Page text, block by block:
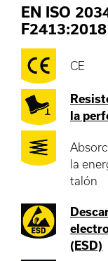
EN ISO
F2413:2018
CE
la
la
talón
(ESD)